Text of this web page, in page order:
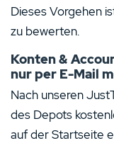
Dieses Vorgehen
zu bewerten.
Konten &
nur per E-Mail
Nach unseren
des Depots
auf der Startseite